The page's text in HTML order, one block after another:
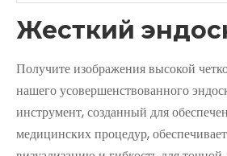
Жесткий
Получите изображения высокой
нашего усовершенствованного
инструмент, созданный для
медицинских процедур,